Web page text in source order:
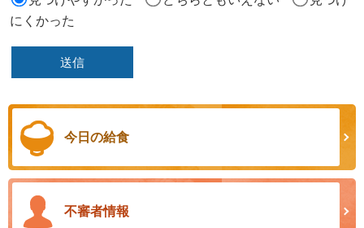
にくかった
今日の給食
不審者情報